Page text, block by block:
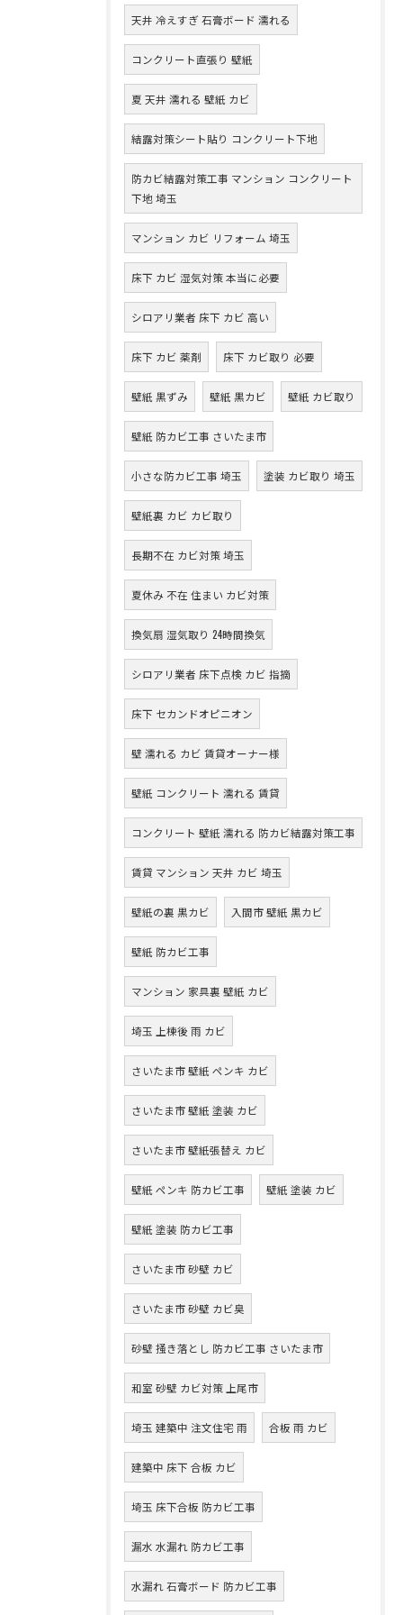
天井 冷えすぎ 石膏ボード 濡れる
コンクリート直張り 壁紙
夏 天井 濡れる 壁紙 カビ
結露対策シート貼り コンクリート下地
防カビ結露対策工事 マンション コンクリート
下地 埼玉
マンション カビ リフォーム 埼玉
床下 カビ 湿気対策 本当に必要
シロアリ業者 床下 カビ 高い
床下 カビ 薬剤 床下 カビ取り 必要
壁紙 黒ずみ 壁紙 黒カビ 壁紙 カビ取り
壁紙 防カビ工事 さいたま市
小さな防カビ工事 埼玉 塗装 カビ取り 埼玉
壁紙裏 カビ カビ取り
長期不在 カビ対策 埼玉
夏休み 不在 住まい カビ対策
換気扇 湿気取り 24時間換気
シロアリ業者 床下点検 カビ 指摘
床下 セカンドオピニオン
壁 濡れる カビ 賃貸オーナー様
壁紙 コンクリート 濡れる 賃貸
コンクリート 壁紙 濡れる 防カビ結露対策工事
賃貸 マンション 天井 カビ 埼玉
壁紙の裏 黒カビ 入間市 壁紙 黒カビ
壁紙 防カビ工事
マンション 家具裏 壁紙 カビ
埼玉 上棟後 雨 カビ
さいたま市 壁紙 ペンキ カビ
さいたま市 壁紙 塗装 カビ
さいたま市 壁紙張替え カビ
壁紙 ペンキ 防カビ工事 壁紙 塗装 カビ
壁紙 塗装 防カビ工事
さいたま市 砂壁 カビ
さいたま市 砂壁 カビ臭
砂壁 掻き落とし 防カビ工事 さいたま市
和室 砂壁 カビ対策 上尾市
埼玉 建築中 注文住宅 雨 合板 雨 カビ
建築中 床下 合板 カビ
埼玉 床下合板 防カビ工事
漏水 水漏れ 防カビ工事
水漏れ 石膏ボード 防カビ工事